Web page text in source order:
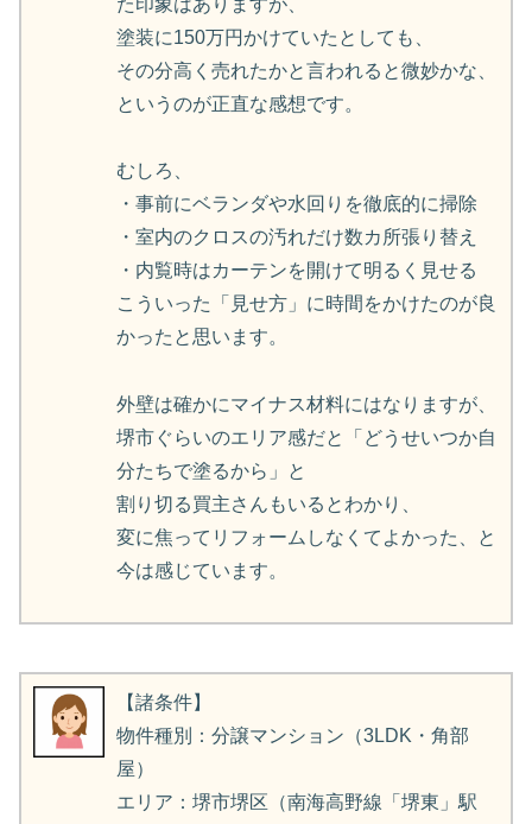
塗装に150万円かけていたとしても、
その分高く売れたかと言われると微妙かな、
というのが正直な感想です。
むしろ、
・事前にベランダや水回りを徹底的に掃除
・室内のクロスの汚れだけ数カ所張り替え
・内覧時はカーテンを開けて明るく見せる
こういった「見せ方」に時間をかけたのが良
かったと思います。
外壁は確かにマイナス材料にはなりますが、
堺市ぐらいのエリア感だと「どうせいつか自
分たちで塗るから」と
割り切る買主さんもいるとわかり、
変に焦ってリフォームしなくてよかった、と
今は感じています。
【諸条件】
物件種別：分譲マンション（3LDK・角部
屋）
エリア：堺市堺区（南海高野線「堺東」駅